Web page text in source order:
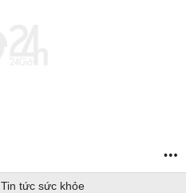
Tin tức sức khỏe